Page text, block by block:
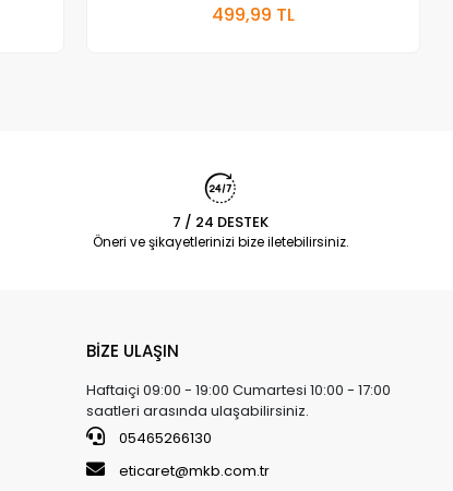
499,99 TL
7 / 24 DESTEK
Öneri ve şikayetlerinizi bize iletebilirsiniz.
BİZE ULAŞIN
Haftaiçi 09:00 - 19:00 Cumartesi 10:00 - 17:00
saatleri arasında ulaşabilirsiniz.
05465266130
eticaret@mkb.com.tr